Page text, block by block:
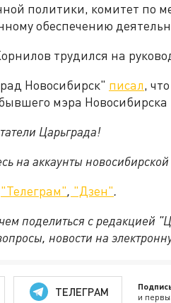
политики, комитет по
обеспечению
трудился на
Новосибирск" писал,
мэра
Царьграда!
на аккаунты
"Телеграм", "Дзен".
поделиться с редакцией
новости на
ТЕЛЕГРАМ и